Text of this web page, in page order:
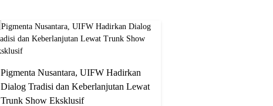
Pigmenta Nusantara, UIFW Hadirkan
Dialog Tradisi dan Keberlanjutan Lewat
Trunk Show Eksklusif